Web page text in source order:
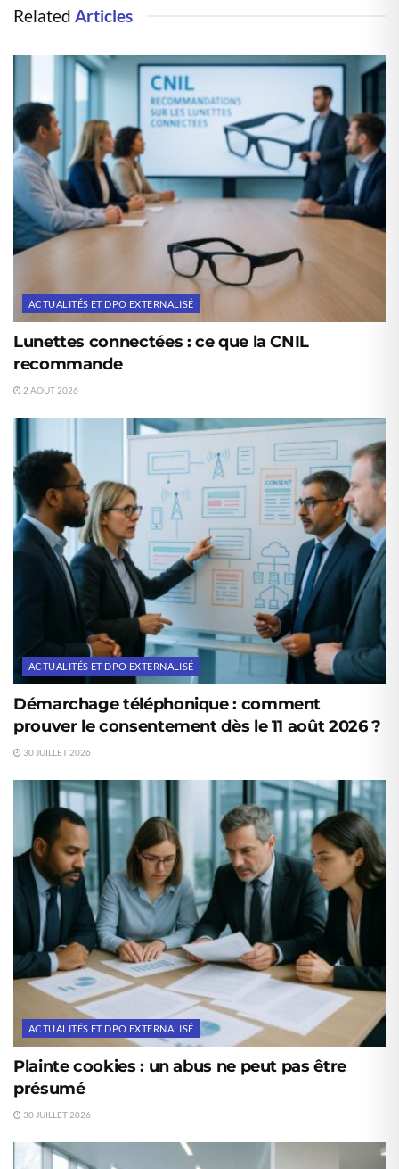
Related Articles
ACTUALITÉS ET DPO EXTERNALISÉ
Lunettes connectées : ce que la CNIL
recommande
2 AOÛT 2026
ACTUALITÉS ET DPO EXTERNALISÉ
Démarchage téléphonique : comment
prouver le consentement dès le 11 août 2026 ?
30 JUILLET 2026
ACTUALITÉS ET DPO EXTERNALISÉ
Plainte cookies : un abus ne peut pas être
présumé
30 JUILLET 2026